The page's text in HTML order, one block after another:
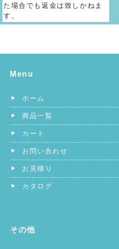
た場合でも返金は致しかねま
す。
Menu
ホーム
商品一覧
カート
お問い合わせ
お見積り
カタログ
その他